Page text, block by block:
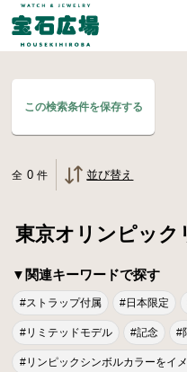
この検索条件を保存する
全 0 件 並び替え
東京オリンピック
▼関連キーワードで探す
#ストラップ付属 #日本限定
#リミテッドモデル #記念 #
#リンピックシンボルカラーをイ